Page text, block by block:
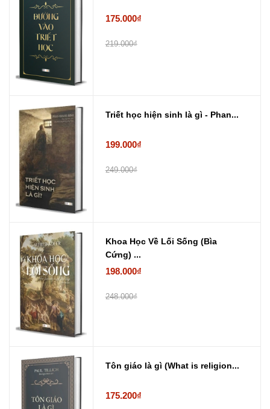
175.000₫
219.000₫
Triết học hiện sinh là gì - Phan...
199.000₫
249.000₫
Khoa Học Về Lối Sống (Bìa
Cứng) ...
198.000₫
248.000₫
Tôn giáo là gì (What is religion...
175.200₫